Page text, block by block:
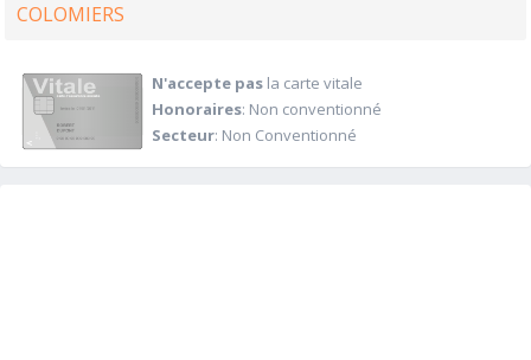
COLOMIERS
N'accepte pasla carte vitale
Honoraires: Non conventionné
Secteur: Non Conventionné